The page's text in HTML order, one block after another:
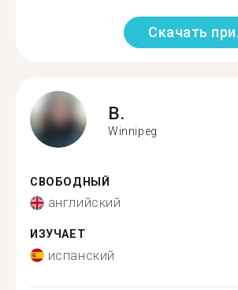
Скачать
B.
Winnipeg
СВОБОДНЫЙ
английский
ИЗУЧАЕТ
испанский